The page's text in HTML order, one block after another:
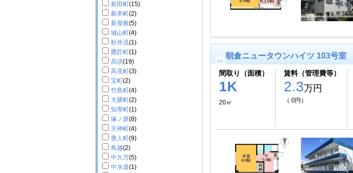
新田町(15)
新本町(2)
新屋敷(5)
城山町(4)
杉井流(1)
鷹匠町(1)
高須(19)
高見町(3)
宝町(2)
竹島町(4)
大膳町(2)
知寄町(1)
塚ノ原(8)
天神町(4)
唐人町(9)
鳥越(2)
中久万(5)
中水道(1)
朝倉ニュータウンハイツ 103号室
間取り（面積）
1K
20㎡
賃料（管理費等）
2.3万円
（ 0円）